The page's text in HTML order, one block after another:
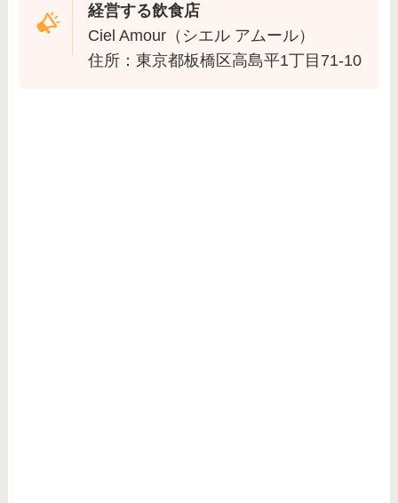
経営する飲食店
Ciel Amour（シエル アムール）
住所：東京都板橋区高島平1丁目71-10